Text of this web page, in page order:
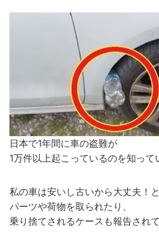
日本で1年間に車の盗難が
1万件以上起こっているのを知って
私の車は安いし古いから大丈夫！
パーツや荷物を取られたり、
乗り捨てされるケースも報告され